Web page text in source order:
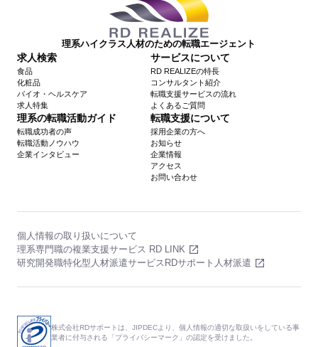
理系ハイクラス人材のための転職エージェント
求人検索
食品
化粧品
バイオ・ヘルスケア
求人特集
サービスについて
RD REALIZEの特長
コンサルタント紹介
転職支援サービスの流れ
よくあるご質問
理系の転職活動ガイド
転職成功者の声
転職活動ノウハウ
企業インタビュー
転職支援について
採用企業の方へ
お知らせ
企業情報
アクセス
お問い合わせ
個人情報の取り扱いについて
理系専門職の複業支援サービス RD LINK
研究開発職特化型人材派遣サービスRDサポート人材派遣
株式会社RDサポートは、JIPDECより、個人情報の適切な取扱いをしている事
業者に付与される「プライバシーマーク」の認定を受けました。